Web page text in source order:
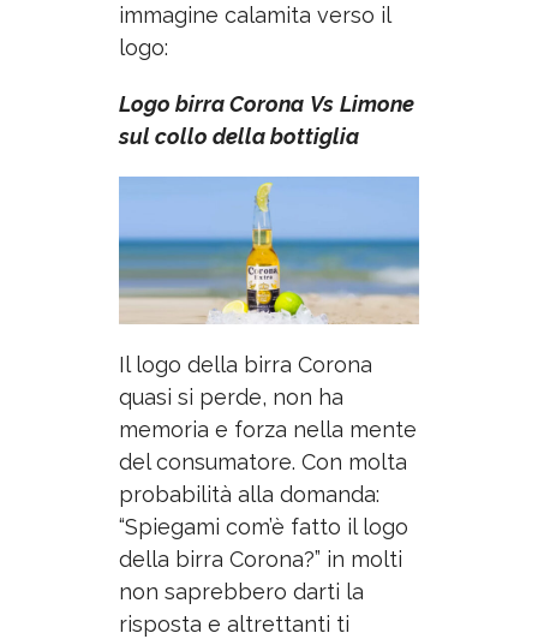
immagine calamita verso il
logo:
Logo birra Corona Vs Limone
sul collo della bottiglia
Il logo della birra Corona
quasi si perde, non ha
memoria e forza nella mente
del consumatore. Con molta
probabilità alla domanda:
“Spiegami com’è fatto il logo
della birra Corona?” in molti
non saprebbero darti la
risposta e altrettanti ti